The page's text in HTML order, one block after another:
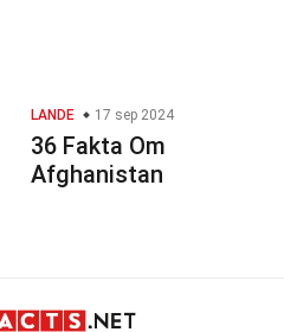
LANDE 17 sep 2024
36 Fakta Om
Afghanistan